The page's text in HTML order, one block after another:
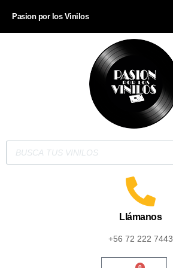
Pasion por los Vinilos
Llámanos
+56 72 222 7443